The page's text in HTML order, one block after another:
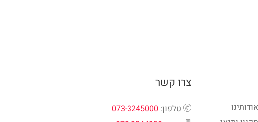
אודותינו
צרו קשר
טלפון: 073-3245000